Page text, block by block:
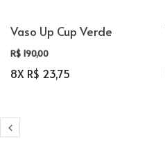
Vaso Up Cup Verde
R$ 190,00
8X R$ 23,75